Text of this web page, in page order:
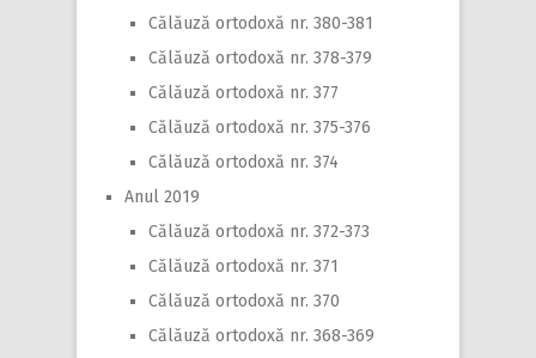
Călăuză ortodoxă nr. 380-381
Călăuză ortodoxă nr. 378-379
Călăuză ortodoxă nr. 377
Călăuză ortodoxă nr. 375-376
Călăuză ortodoxă nr. 374
Anul 2019
Călăuză ortodoxă nr. 372-373
Călăuză ortodoxă nr. 371
Călăuză ortodoxă nr. 370
Călăuză ortodoxă nr. 368-369